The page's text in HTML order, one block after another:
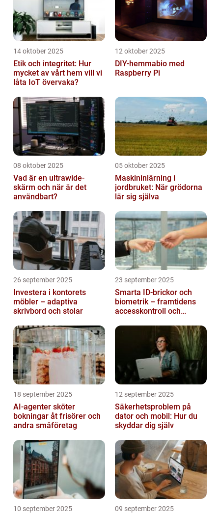
14 oktober 2025
Etik och integritet: Hur
mycket av vårt hem vill vi
låta IoT övervaka?
12 oktober 2025
DIY-hemmabio med
Raspberry Pi
08 oktober 2025
Vad är en ultrawide-
skärm och när är det
användbart?
05 oktober 2025
Maskininlärning i
jordbruket: När grödorna
lär sig själva
26 september 2025
Investera i kontorets
möbler – adaptiva
skrivbord och stolar
23 september 2025
Smarta ID-brickor och
biometrik – framtidens
accesskontroll och
18 september 2025
AI-agenter sköter
bokningar åt frisörer och
andra småföretag
12 september 2025
Säkerhetsproblem på
dator och mobil: Hur du
skyddar dig själv
10 september 2025 09 september 2025